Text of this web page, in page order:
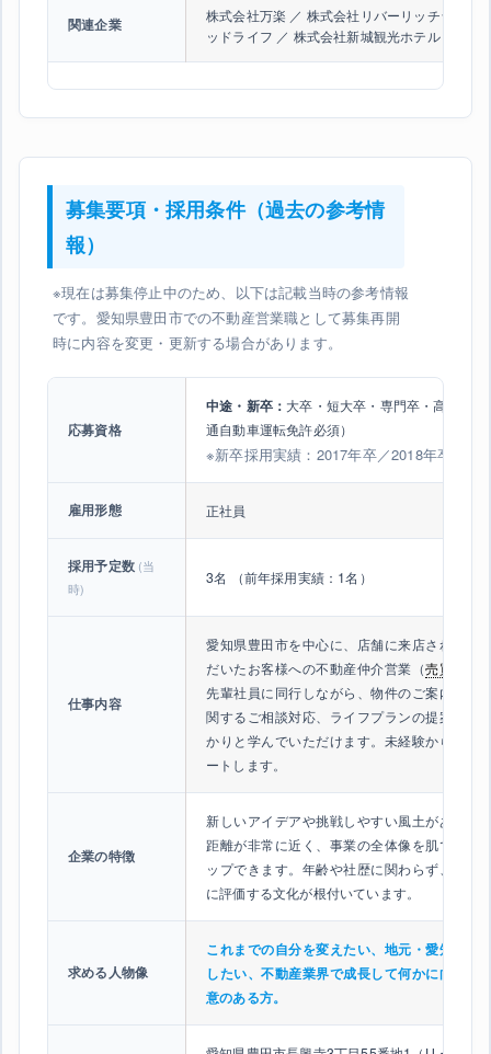
関連企業
株式会社万楽 ／ 株式会社リバーリッチライフ
ッドライフ ／ 株式会社新城観光ホテル
募集要項・採用条件（過去の参考情
報）
※現在は募集停止中のため、以下は記載当時の参考情報
です。愛知県豊田市での不動産営業職として募集再開
時に内容を変更・更新する場合があります。
応募資格
中途・新卒： 大卒・短大卒・専門卒・高専卒
通自動車運転免許必須）
※新卒採用実績：2017年卒／2018年卒／
雇用形態 正社員
採用予定数 (当
時)
3名 （前年採用実績：1名）
仕事内容
愛知県豊田市を中心に、店舗に来店されたお
だいたお客様への不動産仲介営業（売買
先輩社員に同行しながら、物件のご案内、購
関するご相談対応、ライフプランの提案など
かりと学んでいただけます。未経験からの挑
ートします。
企業の特徴
新しいアイデアや挑戦しやすい風土がありま
距離が非常に近く、事業の全体像を肌で感じ
ップできます。年齢や社歴に関わらず、頑張
に評価する文化が根付いています。
求める人物像
これまでの自分を変えたい、地元・愛知県豊
したい、不動産業界で成長して何かに向かっ
意のある方。